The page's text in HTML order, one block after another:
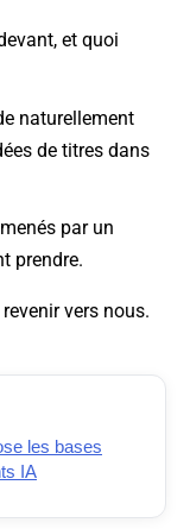
et quoi
naturellement
de titres dans
par un
prendre.
vers nous.
les bases
IA